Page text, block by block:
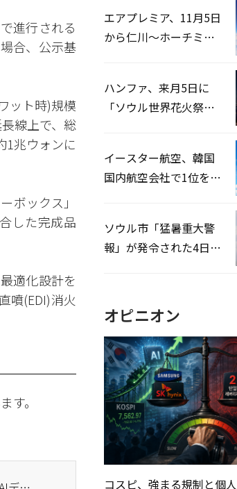
進行される
合、公示基
ット時)規模
線上で、総
1兆ウォンに
ボックス」
した完成品
適化設計を
噴(EDI)消火
す。
エアプレミア、11月5日
から仁川〜ホーチミン
ハンファ、来月5日に
「ソウル世界花火祭り
イースター航空、韓国
国内航空会社で1位を記
ソウル市「猛暑重大警
報」が発令された4日、
オピニオン
コスピ、強まる規制と個